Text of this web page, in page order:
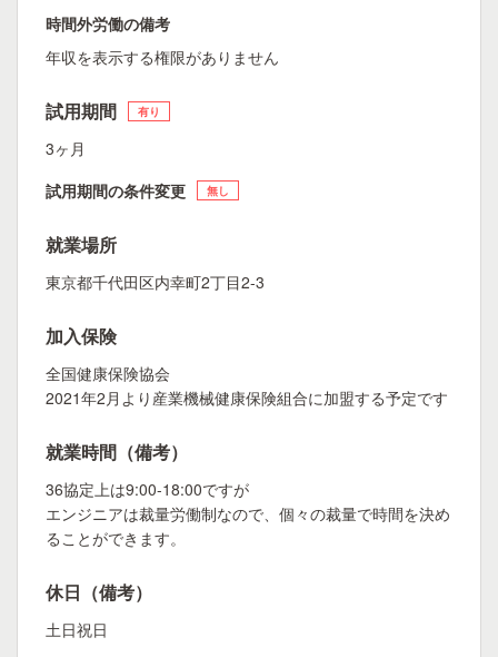
時間外労働の備考
年収を表示する権限がありません
試用期間 有り
3ヶ月
試用期間の条件変更
無し
就業場所
東京都千代田区内幸町2丁目2-3
加入保険
全国健康保険協会
2021年2月より産業機械健康保険組合に加盟する予定です
就業時間（備考）
36協定上は9:00-18:00ですが
エンジニアは裁量労働制なので、個々の裁量で時間を決め
ることができます。
休日（備考）
土日祝日